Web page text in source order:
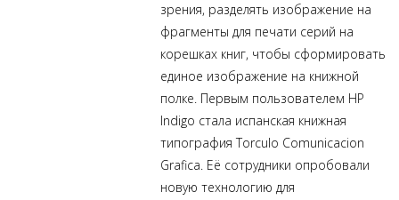
зрения, разделять изображение на
фрагменты для печати серий на
корешках книг, чтобы сформировать
единое изображение на книжной
полке. Первым пользователем HP
Indigo стала испанская книжная
типография Torculo Comunicacion
Grafica. Её сотрудники опробовали
новую технологию для